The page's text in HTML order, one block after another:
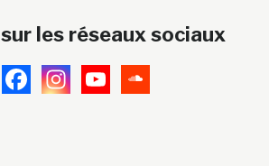
les réseaux sociaux